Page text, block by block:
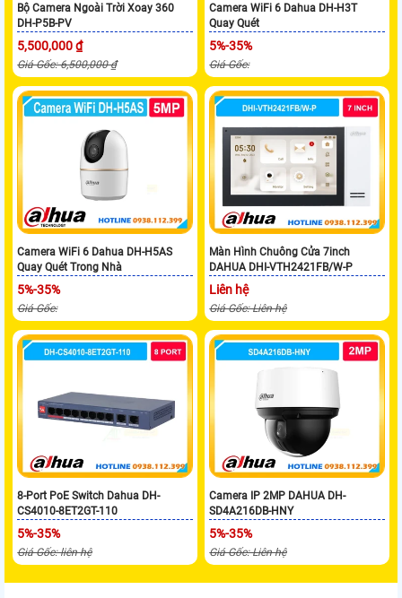
Bộ Camera Ngoài Trời Xoay 360
DH-P5B-PV
5,500,000 ₫
Giá Gốc: 6,500,000 ₫
Camera WiFi 6 Dahua DH-H3T
Quay Quét
5%-35%
Giá Gốc:
Camera WiFi 6 Dahua DH-H5AS
Quay Quét Trong Nhà
5%-35%
Giá Gốc:
Màn Hình Chuông Cửa 7inch
DAHUA DHI-VTH2421FB/W-P
Liên hệ
Giá Gốc: Liên hệ
8-Port PoE Switch Dahua DH-
CS4010-8ET2GT-110
5%-35%
Giá Gốc: liên hệ
Camera IP 2MP DAHUA DH-
SD4A216DB-HNY
5%-35%
Giá Gốc: Liên hệ